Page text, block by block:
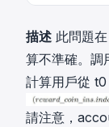
描述 此問題
算不準確。
計算用戶從 t0
請注意，